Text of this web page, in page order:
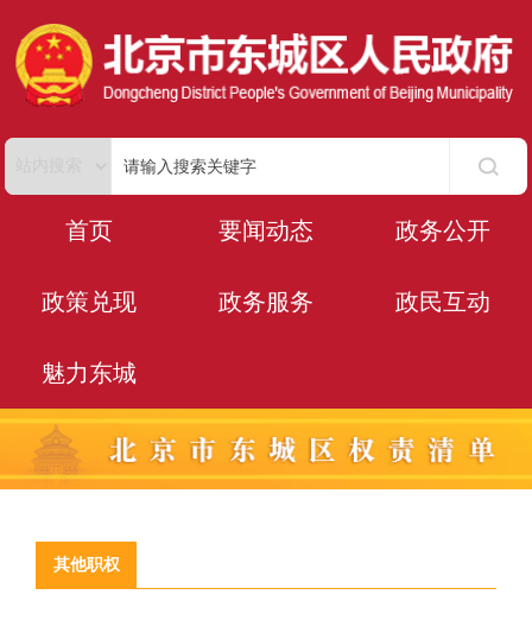
首页 要闻动态 政务公开
政策兑现 政务服务 政民互动
魅力东城
其他职权